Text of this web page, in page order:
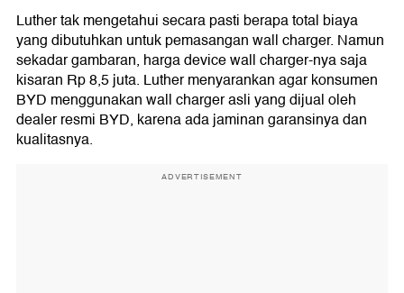
Luther tak mengetahui secara pasti berapa total biaya
yang dibutuhkan untuk pemasangan wall charger. Namun
sekadar gambaran, harga device wall charger-nya saja
kisaran Rp 8,5 juta. Luther menyarankan agar konsumen
BYD menggunakan wall charger asli yang dijual oleh
dealer resmi BYD, karena ada jaminan garansinya dan
kualitasnya.
ADVERTISEMENT